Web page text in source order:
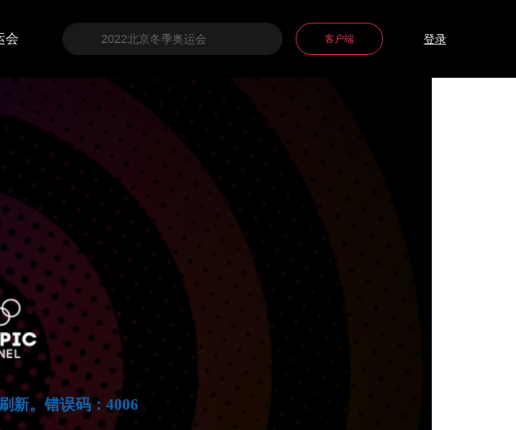
会 客户端 登录
新。错误码：4006